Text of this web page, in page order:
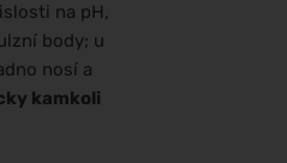
na pH,
body; u
nosí a
kamkoli